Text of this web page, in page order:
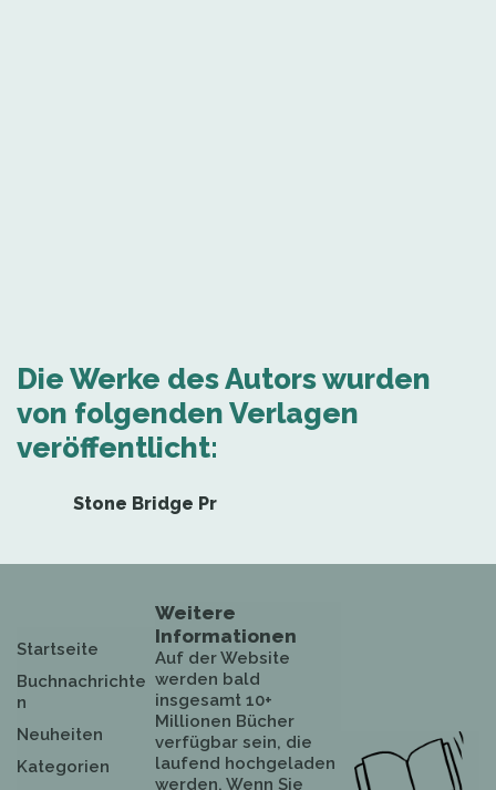
Die Werke des Autors wurden
von folgenden Verlagen
veröffentlicht:
Stone Bridge Pr
Startseite
Buchnachrichte
n
Neuheiten
Kategorien
Weitere
Informationen
Auf der Website
werden bald
insgesamt 10+
Millionen Bücher
verfügbar sein, die
laufend hochgeladen
werden. Wenn Sie